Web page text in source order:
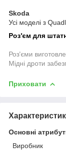
Skoda
Усі моделі з
Роз'єм для
Роз'єми
Мідні дроти
Приховати
Основні
Виробник